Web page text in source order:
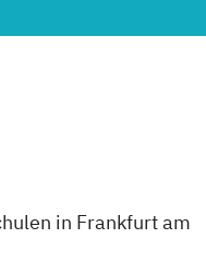
in Frankfurt am